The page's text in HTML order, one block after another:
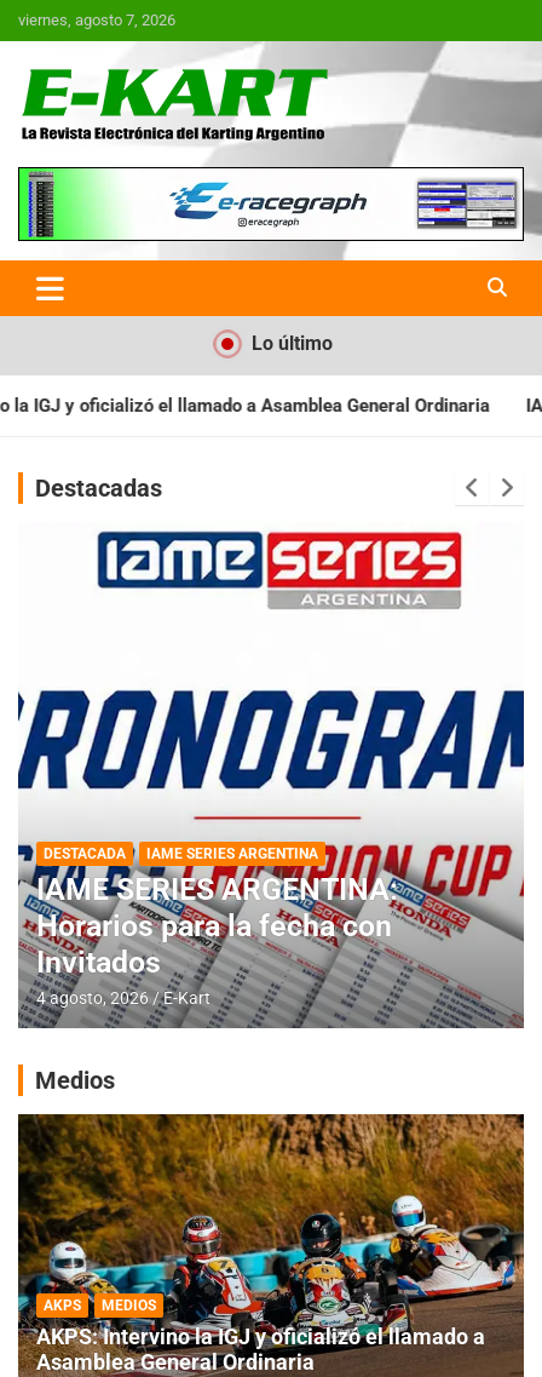
Saltar
al
viernes, agosto 7, 2026
E-Kart.com.ar | La Revista
Electrónica del Karting en
Argentina
Lo último
General Ordinaria IAME SERIES ARGENTINA:
Destacadas
DESTACADA IAME SERIES ARGENTINA
IAME SERIES ARGENTINA:
Horarios para la fecha con
Invitados
4 agosto, 2026 E-Kart
Medios
AKPS MEDIOS
AKPS: Intervino la IGJ y oficializó el llamado a
Asamblea General Ordinaria